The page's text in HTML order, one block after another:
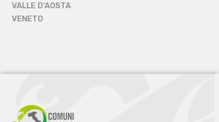
VALLE D'AOSTA
VENETO